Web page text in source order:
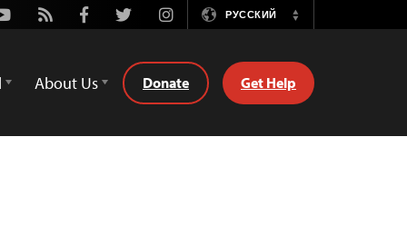
Rss FacebookTwitterInstagramРУССКИЙ
Switch
About Us Donate Get Help